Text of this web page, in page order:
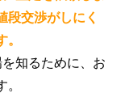
段交渉がしにく
知るために、お